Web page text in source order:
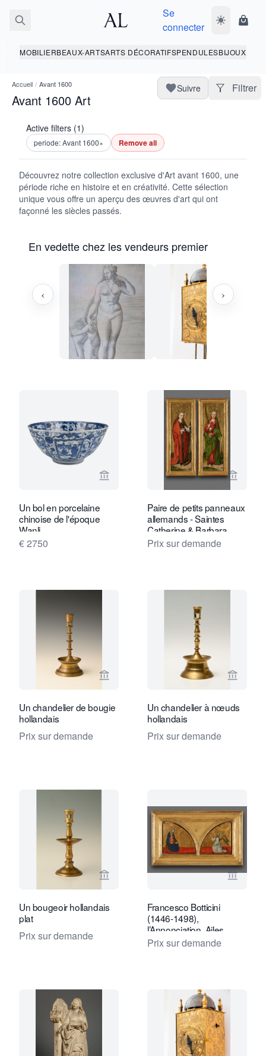
Se
connecter
Basculer le
MOBILIERBEAUX-ARTSARTS DÉCORATIFSPENDULESBIJOUX
Accueil / Avant 1600
Avant 1600 Art
Suivre Filtrer
Active filters (1)
periode: Avant 1600× Remove all
Découvrez notre collection exclusive d'Art avant 1600, une
période riche en histoire et en créativité. Cette sélection
unique vous offre un aperçu des œuvres d'art qui ont
façonné les siècles passés.
En vedette chez les vendeurs premier
‹ ›
Voir la page vendeur de Limburg
Un bol en porcelaine
chinoise de l'époque
Wanli
€ 2750
Voir la
Paire de petits panneaux
allemands - Saintes
Catherine & Barbara
Prix sur demande
Voir la page vendeur de Limburg
Un chandelier de bougie
hollandais
Prix sur demande
Voir la
Un chandelier à nœuds
hollandais
Prix sur demande
Voir la page vendeur de Limburg
Un bougeoir hollandais
plat
Prix sur demande
Voir la
Francesco Botticini
(1446-1498),
l’Annonciation, Ailes
latérales supérieures
Prix sur demande